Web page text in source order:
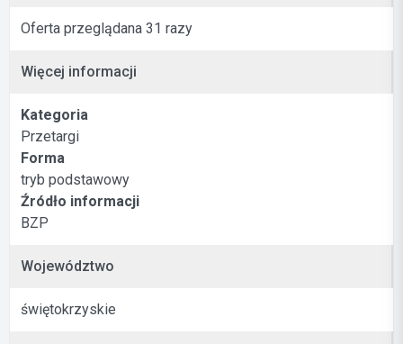
Oferta przeglądana 31 razy
Więcej informacji
Kategoria
Przetargi
Forma
tryb podstawowy
Źródło informacji
BZP
Województwo
świętokrzyskie